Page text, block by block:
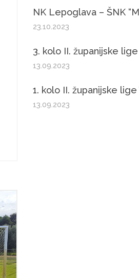
NK Lepoglava – ŠNK
23.10.2023
3. kolo II. županijske
13.09.2023
1. kolo II. županijske lige
13.09.2023